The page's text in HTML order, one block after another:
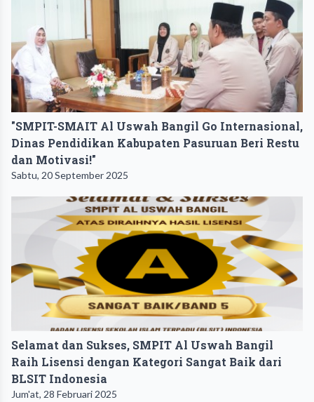
"SMPIT-SMAIT Al Uswah Bangil Go Internasional,
Dinas Pendidikan Kabupaten Pasuruan Beri Restu
dan Motivasi!"
Sabtu, 20 September 2025
Selamat dan Sukses, SMPIT Al Uswah Bangil
Raih Lisensi dengan Kategori Sangat Baik dari
BLSIT Indonesia
Jum'at, 28 Februari 2025